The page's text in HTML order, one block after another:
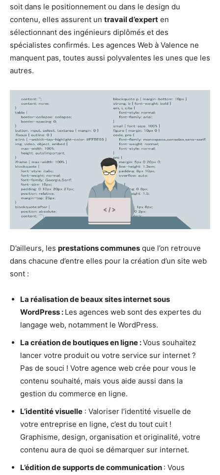
soit dans le positionnement ou dans le design du
contenu, elles assurent un travail d’expert en
sélectionnant des ingénieurs diplômés et des
spécialistes confirmés. Les agences Web à Valence ne
manquent pas, toutes aussi polyvalentes les unes que les
autres.
D’ailleurs, les prestations communes que l’on retrouve
dans chacune d’entre elles pour la création d’un site web
sont :
La réalisation de beaux sites internet sous
WordPress : Les agences web sont des expertes du
langage web, notamment le WordPress.
La création de boutiques en ligne :Vous souhaitez
lancer votre produit ou votre service sur internet ?
Pas de souci ! Votre agence web crée pour vous le
contenu souhaité, mais vous aide aussi dans la
gestion du commerce en ligne.
L’identité visuelle : Valoriser l’identité visuelle de
votre entreprise en ligne, c’est du tout cuit !
Graphisme, design, organisation et originalité, votre
contenu aura de quoi se démarquer sur internet.
L’édition de supports de communication : Vous